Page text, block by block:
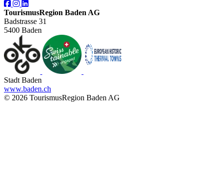
TourismusRegion Baden AG
Badstrasse 31
5400 Baden
Stadt Baden
www.baden.ch
© 2026 TourismusRegion Baden AG